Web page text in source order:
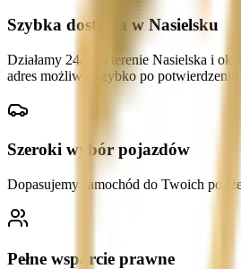
Szybka dostawa w Nasielsku
Działamy 24/7 na terenie Nasielska i
adres możliwie szybko po potwierdzeniu
Szeroki wybór pojazdów
Dopasujemy samochód do Twoich
Pełne wsparcie prawne